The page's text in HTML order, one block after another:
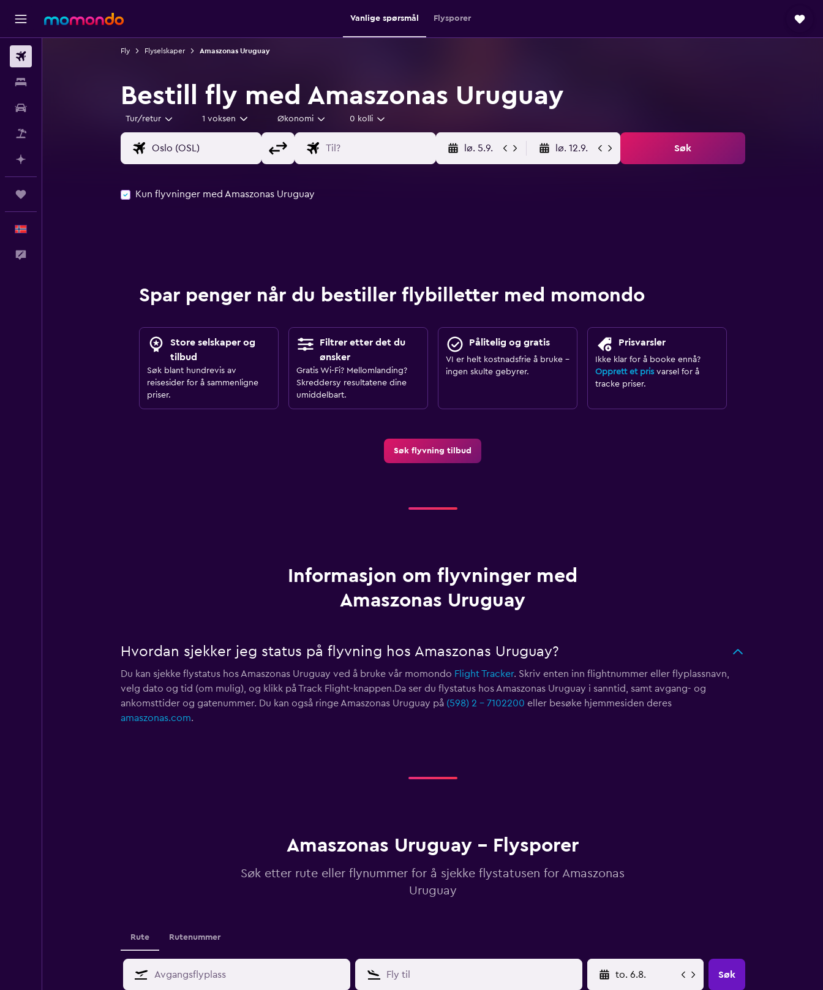
Vanlige spørsmål Flysporer
Fly Flyselskaper Amaszonas Uruguay
Bestill fly med Amaszonas Uruguay
Tur/retur 1 voksen Økonomi 0 kolli
lø. 5.9. lø. 12.9. Søk
Kun flyvninger med Amaszonas Uruguay
Spar penger når du bestiller flybilletter med momondo
Store selskaper og
tilbud
Søk blant hundrevis av
reisesider for å sammenligne
priser.
Filtrer etter det du
ønsker
Gratis Wi-Fi? Mellomlanding?
Skreddersy resultatene dine
umiddelbart.
Pålitelig og gratis
VI er helt kostnadsfrie å bruke -
ingen skulte gebyrer.
Prisvarsler
Ikke klar for å booke ennå?
Opprett et prisvarsel for å
tracke priser.
Søk flyvning tilbud
Informasjon om flyvninger med
Amaszonas Uruguay
Hvordan sjekker jeg status på flyvning hos Amaszonas Uruguay?
Du kan sjekke flystatus hos Amaszonas Uruguay ved å bruke vår momondo Flight Tracker. Skriv enten inn flightnummer eller flyplassnavn,
velg dato og tid (om mulig), og klikk på Track Flight-knappen.Da ser du flystatus hos Amaszonas Uruguay i sanntid, samt avgang- og
ankomsttider og gatenummer. Du kan også ringe Amaszonas Uruguay på (598) 2 - 7102200 eller besøke hjemmesiden deres
amaszonas.com.
Amaszonas Uruguay - Flysporer
Søk etter rute eller flynummer for å sjekke flystatusen for Amaszonas
Uruguay
Rute Rutenummer
Søk